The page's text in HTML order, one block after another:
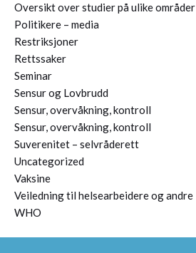
Oversikt over studier på ulike områder
Politikere – media
Restriksjoner
Rettssaker
Seminar
Sensur og Lovbrudd
Sensur, overvåkning, kontroll
Sensur, overvåkning, kontroll
Suverenitet – selvråderett
Uncategorized
Vaksine
Veiledning til helsearbeidere og andre
WHO